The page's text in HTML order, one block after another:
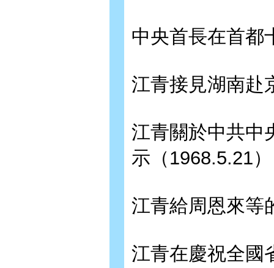
中央首長在首都
江青接見湖南赴
江青關於中共中
示（1968.5.21）
江青給周恩來等
江青在慶祝全國